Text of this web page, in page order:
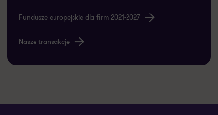
Fundusze europejskie dla firm 2021-2027
Nasze transakcje